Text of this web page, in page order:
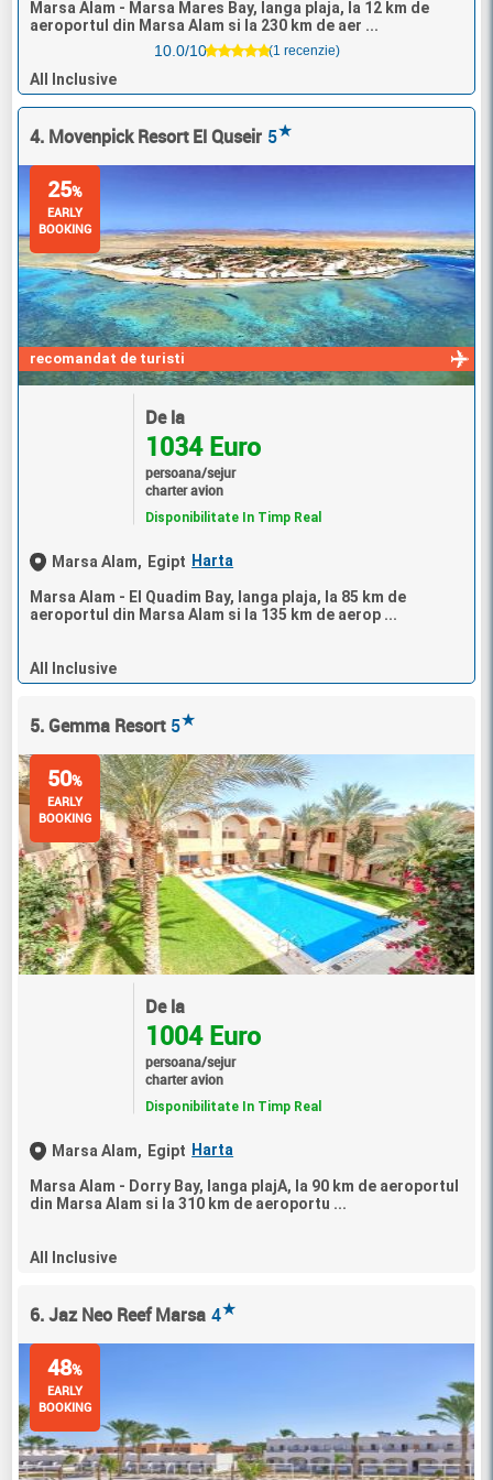
Marsa Alam - Marsa Mares Bay, langa plaja, la 12 km de
aeroportul din Marsa Alam si la 230 km de aer ...
10.0/10
(1 recenzie)
All Inclusive
4. Movenpick Resort El Quseir 5★
recomandat de turisti
25%
EARLY
BOOKING
De la
1034 Euro
persoana/sejur
charter avion
Disponibilitate In Timp Real
Marsa Alam, Egipt Harta
Marsa Alam - El Quadim Bay, langa plaja, la 85 km de
aeroportul din Marsa Alam si la 135 km de aerop ...
All Inclusive
5. Gemma Resort 5★
50%
EARLY
BOOKING
De la
1004 Euro
persoana/sejur
charter avion
Disponibilitate In Timp Real
Marsa Alam, Egipt Harta
Marsa Alam - Dorry Bay, langa plajA, la 90 km de aeroportul
din Marsa Alam si la 310 km de aeroportu ...
All Inclusive
6. Jaz Neo Reef Marsa 4★
48%
EARLY
BOOKING